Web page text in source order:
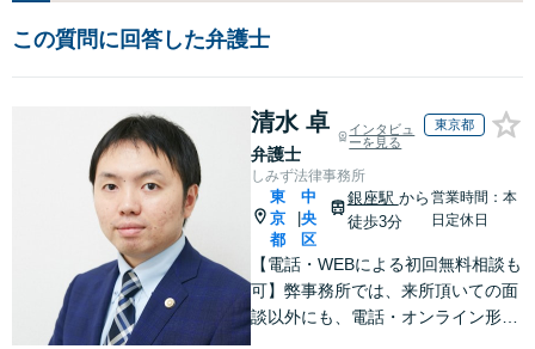
この質問に回答した弁護士
清水 卓
弁護士
インタビュ
ーを見る
東京都
しみず法律事務所
東
京
都
中
央
区
銀座駅 から
徒歩3分
営業時間：本
日定休日
【電話・WEBによる初回無料相談も
可】弊事務所では、来所頂いての面
談以外にも、電話・オンライン形式